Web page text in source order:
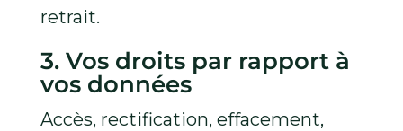
retrait.
3. Vos droits par rapport à
vos données
Accès, rectification, effacement,